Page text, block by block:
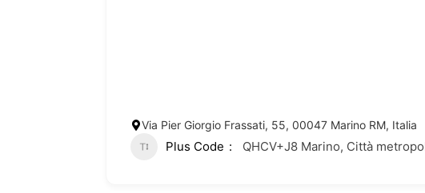
Via Pier Giorgio Frassati, 55, 00047 Marino RM, Italia
Plus Code QHCV+J8 Marino, Città